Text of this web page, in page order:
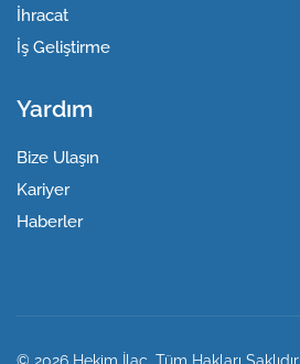
İhracat
İş Geliştirme
Yardım
Bize Ulaşın
Kariyer
Haberler